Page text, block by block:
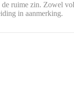
ruime zin. Zowel
in aanmerking.